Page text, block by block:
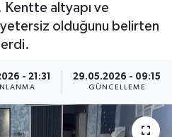
Kentte altyapı ve
olduğunu belirten
- 21:31 29.05.2026 - 09:15
GÜNCELLEME